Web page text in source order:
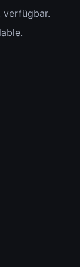
verfügbar.